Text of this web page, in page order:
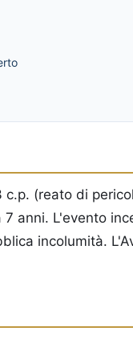
(reato di
anni. L'evento
incolumità.